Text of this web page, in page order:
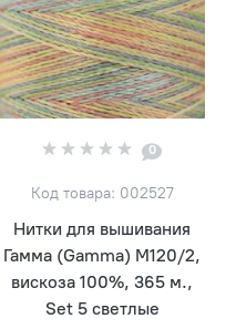
0
Код товара: 002527
Нитки для вышивания
Гамма (Gamma) M120/2,
вискоза 100%, 365 м.,
Set 5 светлые